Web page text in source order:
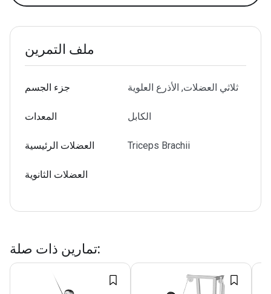
ملف التمرين
جزء الجسم ثلاثي العضلات, الأذرع العلوية
المعدات الكابل
العضلات الرئيسية Triceps Brachii
العضلات الثانوية
تمارين ذات صلة: